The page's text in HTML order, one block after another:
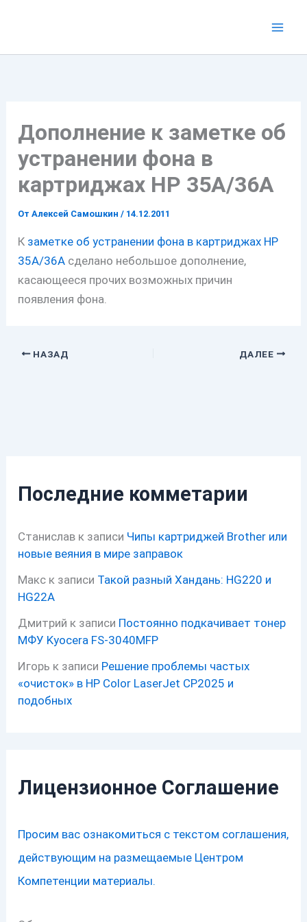
Дополнение к заметке об
устранении фона в
картриджах HP 35A/36A
ОтАлексей Самошкин/ 14.12.2011
К заметке об устранении фона в картриджах HP
35A/36A сделано небольшое дополнение,
касающееся прочих возможных причин
появления фона.
НАЗАД ДАЛЕЕ
Последние комметарии
Станислав к записи Чипы картриджей Brother или
новые веяния в мире заправок
Макс к записи Такой разный Хандань: HG220 и
HG22A
Дмитрий к записи Постоянно подкачивает тонер
МФУ Kyocera FS-3040MFP
Игорь к записи Решение проблемы частых
«очисток» в HP Color LaserJet CP2025 и
подобных
Лицензионное Соглашение
Просим вас ознакомиться с текстом соглашения,
действующим на размещаемые Центром
Компетенции материалы.